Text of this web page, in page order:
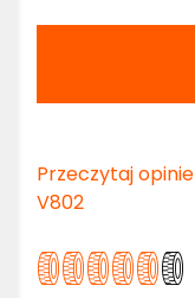
Przeczytaj
V802